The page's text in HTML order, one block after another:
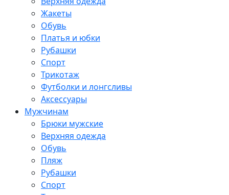
Жакеты
Обувь
Платья и юбки
Рубашки
Спорт
Трикотаж
Футболки и лонгсливы
Аксессуары
Мужчинам
Брюки мужские
Верхняя одежда
Обувь
Пляж
Рубашки
Спорт